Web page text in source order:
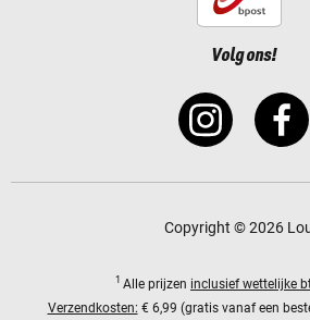
Volg ons!
Copyright © 2026
1 Alle prijzen inclusief wettelijke
Verzendkosten: € 6,99 (gratis vanaf een